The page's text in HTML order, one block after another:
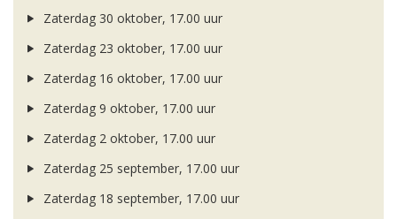
Zaterdag 30 oktober, 17.00 uur
Zaterdag 23 oktober, 17.00 uur
Zaterdag 16 oktober, 17.00 uur
Zaterdag 9 oktober, 17.00 uur
Zaterdag 2 oktober, 17.00 uur
Zaterdag 25 september, 17.00 uur
Zaterdag 18 september, 17.00 uur